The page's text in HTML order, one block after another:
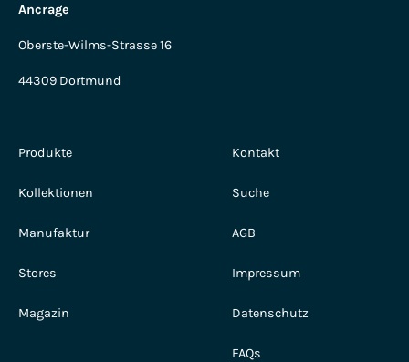
Ancrage
Oberste-Wilms-Strasse 16
44309 Dortmund
Produkte
Kollektionen
Manufaktur
Stores
Magazin
Kontakt
Suche
AGB
Impressum
Datenschutz
FAQs